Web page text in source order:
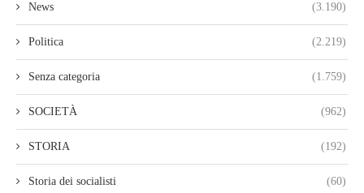
News (3.190)
Politica (2.219)
Senza categoria (1.759)
SOCIETÀ (962)
STORIA (192)
Storia dei socialisti (60)